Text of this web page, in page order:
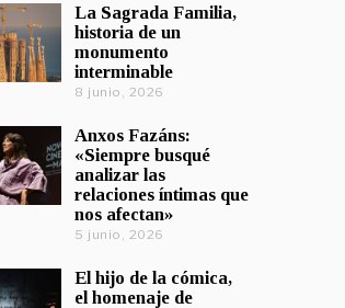
La Sagrada Familia,
historia de un
monumento
interminable
8 junio, 2026
Anxos Fazáns:
«Siempre busqué
analizar las
relaciones íntimas que
nos afectan»
5 junio, 2026
El hijo de la cómica,
el homenaje de